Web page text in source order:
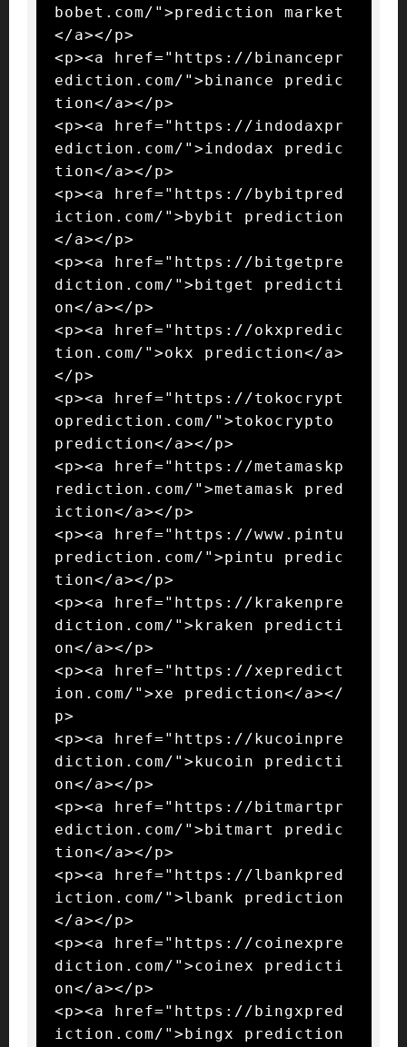
bobet.com/">prediction market
</a></p>
<p><a href="https://binancepr
ediction.com/">binance predic
tion</a></p>
<p><a href="https://indodaxpr
ediction.com/">indodax predic
tion</a></p>
<p><a href="https://bybitpred
iction.com/">bybit prediction
</a></p>
<p><a href="https://bitgetpre
diction.com/">bitget predicti
on</a></p>
<p><a href="https://okxpredic
tion.com/">okx prediction</a>
</p>
<p><a href="https://tokocrypt
oprediction.com/">tokocrypto
prediction</a></p>
<p><a href="https://metamaskp
rediction.com/">metamask pred
iction</a></p>
<p><a href="https://www.pintu
prediction.com/">pintu predic
tion</a></p>
<p><a href="https://krakenpre
diction.com/">kraken predicti
on</a></p>
<p><a href="https://xepredict
ion.com/">xe prediction</a></
p>
<p><a href="https://kucoinpre
diction.com/">kucoin predicti
on</a></p>
<p><a href="https://bitmartpr
ediction.com/">bitmart predic
tion</a></p>
<p><a href="https://lbankpred
iction.com/">lbank prediction
</a></p>
<p><a href="https://coinexpre
diction.com/">coinex predicti
on</a></p>
<p><a href="https://bingxpred
iction.com/">bingx prediction